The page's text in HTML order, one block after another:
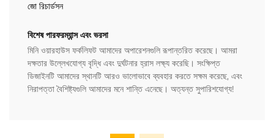
জো রিচার্ডসন
বিশেষ পারফরম্যান্স এবং ভরসা
মিনি ওয়ারহাউস ফর্কলিফট আমাদের অপারেশনগুলি রূপান্তরিত করেছে। আমরা
দক্ষতার উল্লেখযোগ্য বৃদ্ধি এবং দুর্ঘটনার হ্রাস লক্ষ্য করেছি। সংক্ষিপ্ত
ডিজাইনটি আমাদের স্থানটি আরও ভালোভাবে ব্যবহার করতে সক্ষম করেছে, এবং
নিরাপত্তা বৈশিষ্ট্যগুলি আমাদের মনে শান্তি এনেছে। অত্যন্ত সুপারিশযোগ্য!